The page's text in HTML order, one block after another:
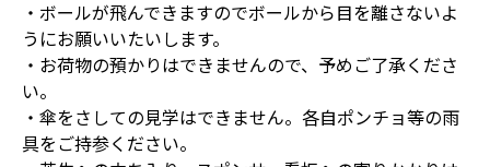
・ボールが飛んできますのでボールから目を離さないよ
うにお願いいたいします。
・お荷物の預かりはできませんので、予めご了承くださ
い。
・傘をさしての見学はできません。各自ポンチョ等の雨
具をご持参ください。